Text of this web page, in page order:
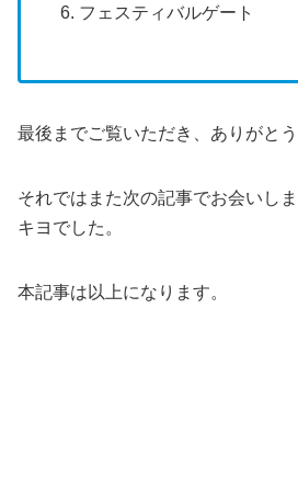
フェスティバルゲート
最後までご覧いただき、ありがと
それではまた次の記事でお会いしま
キヨでした。
本記事は以上になります。